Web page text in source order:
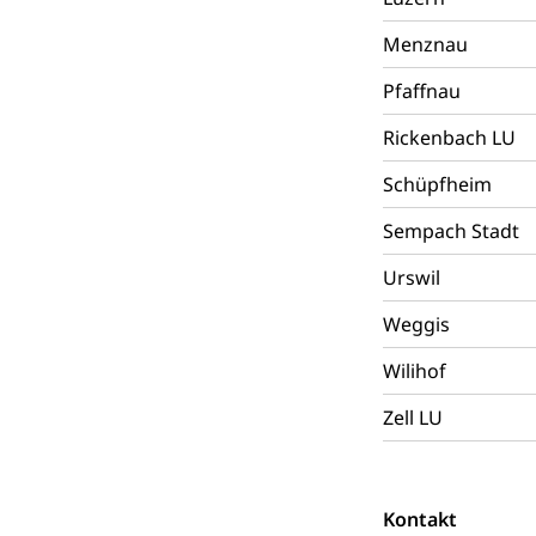
Menznau
Pfaffnau
Rickenbach LU
Schüpfheim
Sempach Stadt
Urswil
Weggis
Wilihof
Zell LU
Kontakt
Hunde
Bestattung,
Ärztliche
Sicherheit
Armee
Militär,
Militär
Kantonaler
Polizei